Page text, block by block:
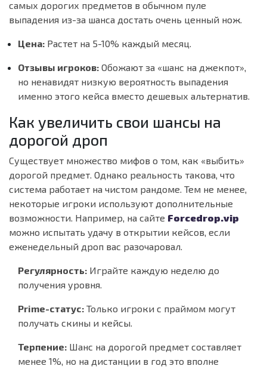
самых дорогих предметов в обычном пуле
выпадения из-за шанса достать очень ценный нож.
Цена: Растет на 5-10% каждый месяц.
Отзывы игроков: Обожают за «шанс на джекпот»,
но ненавидят низкую вероятность выпадения
именно этого кейса вместо дешевых альтернатив.
Как увеличить свои шансы на
дорогой дроп
Существует множество мифов о том, как «выбить»
дорогой предмет. Однако реальность такова, что
система работает на чистом рандоме. Тем не менее,
некоторые игроки используют дополнительные
возможности. Например, на сайте Forcedrop.vip
можно испытать удачу в открытии кейсов, если
еженедельный дроп вас разочаровал.
Регулярность: Играйте каждую неделю до
получения уровня.
Prime-статус: Только игроки с праймом могут
получать скины и кейсы.
Терпение: Шанс на дорогой предмет составляет
менее 1%, но на дистанции в год это вполне